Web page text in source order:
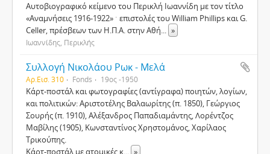
Αυτοβιογραφικό κείμενο του Περικλή Ιωαννίδη με τον τίτλο
«Αναμνήσεις 1916-1922» ˑ επιστολές του William Phillips και G.
Celler, πρέσβεων των Η.Π.Α. στην Αθή... »
Ιωαννίδης, Περικλής
Συλλογή Νικολάου Ρωκ - Μελά
Αρ.Εισ. 310 Fonds 19ος -1950
Κάρτ-ποστάλ και φωτογραφίες (αντίγραφα) ποιητών, λογίων,
και πολιτικών: Αριστοτέλης Βαλαωρίτης (π. 1850), Γεώργιος
Σουρής (π. 1910), Αλέξανδρος Παπαδιαμάντης, Λορέντζος
Μαβίλης (1905), Κωνσταντίνος Χρηστομάνος, Χαρίλαος
Τρικούπης.
Κάρτ-ποστάλ με ατομικές κ... »